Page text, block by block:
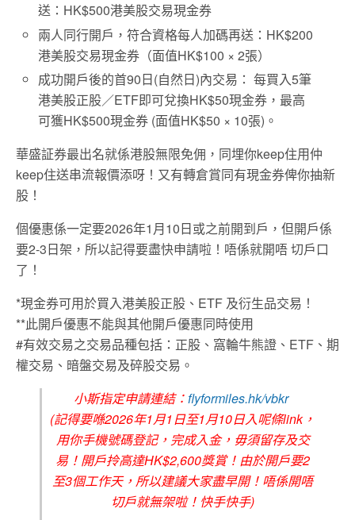
送：HK$500港美股交易現金券
兩人同行開戶，符合資格每人加碼再送：HK$200
港美股交易現金券（面值HK$100 × 2張）
成功開戶後的首90日(自然日)內交易： 每買入5筆
港美股正股／ETF即可兌換HK$50現金券，最高
可獲HK$500現金券 (面值HK$50 × 10張)。
華盛証券最出名就係港股無限免佣，同埋你keep住用仲
keep住送串流報價添呀！又有轉倉賞同有現金券俾你抽新
股！
個優惠係一定要2026年1月10日或之前開到戶，但開戶係
要2-3日架，所以記得要盡快申請啦！唔係就開唔 切戶口
了！
*現金券可用於買入港美股正股、ETF 及衍生品交易！
**此開戶優惠不能與其他開戶優惠同時使用
#有效交易之交易品種包括：正股、窩輪牛熊證、ETF、期
權交易、暗盤交易及碎股交易。
小斯指定申請連結：flyformiles.hk/vbkr
(記得要喺2026年1月1日至1月10日入呢條link，
用你手機號碼登記，完成入金，毋須留存及交
易！開戶拎高達HK$2,600獎賞！由於開戶要2
至3個工作天，所以建議大家盡早開！唔係開唔
切戶就無架啦！快手快手)